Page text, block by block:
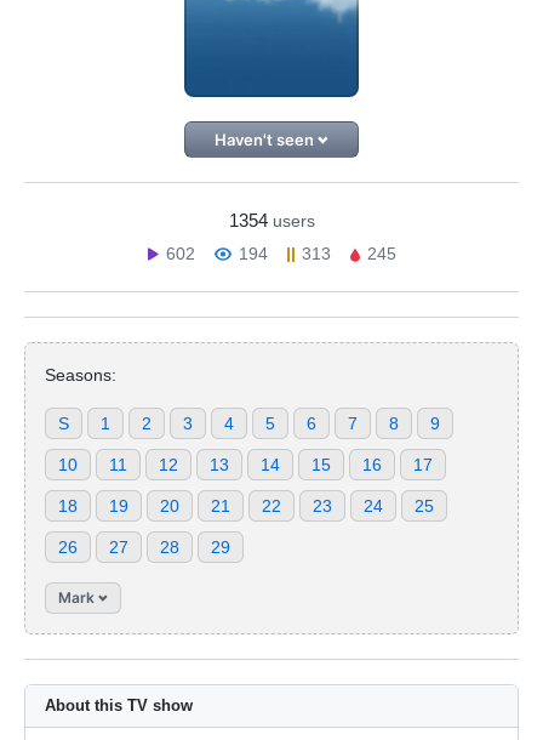
Haven't seen
1354 users
602
194 313 245
Seasons:
S 1 2 3 4 5 6 7 8 9
10 11 12 13 14 15 16 17
18 19 20 21 22 23 24 25
26 27 28 29
Mark
About this TV show